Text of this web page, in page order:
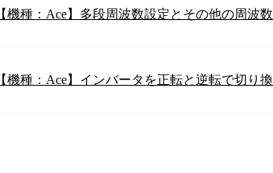
【機種：Ace】多段周波数設定とその他の周波
【機種：Ace】インバータを正転と逆転で切り